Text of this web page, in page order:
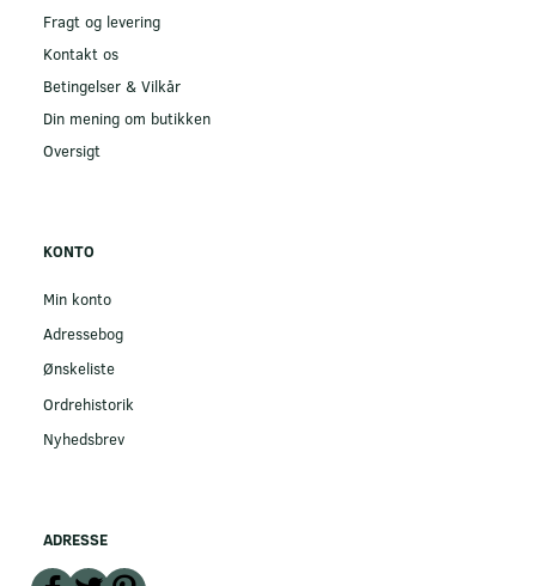
Fragt og levering
Kontakt os
Betingelser & Vilkår
Din mening om butikken
Oversigt
KONTO
Min konto
Adressebog
Ønskeliste
Ordrehistorik
Nyhedsbrev
ADRESSE